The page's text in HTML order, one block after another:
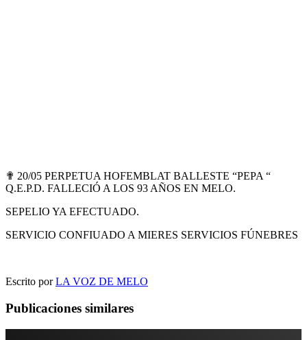
✟ 20/05 PERPETUA HOFEMBLAT BALLESTE “PEPA “
Q.E.P.D. FALLECIÓ A LOS 93 AÑOS EN MELO.
SEPELIO YA EFECTUADO.
SERVICIO CONFIUADO A MIERES SERVICIOS FÚNEBRES
Escrito porLA VOZ DE MELO
Publicaciones similares